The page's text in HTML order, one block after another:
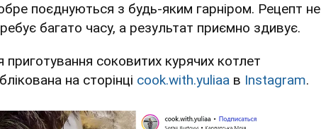
поєднуються з будь-яким гарніром. Рецепт не
багато часу, а результат приємно здивує.
приготування соковитих курячих котлет
на сторінці cook.with.yuliaa в Instagram.